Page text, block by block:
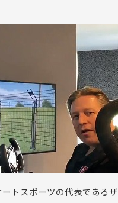
トスポーツの代表であるザ